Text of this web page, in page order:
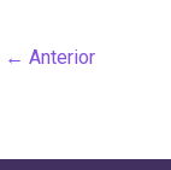
← Anterior